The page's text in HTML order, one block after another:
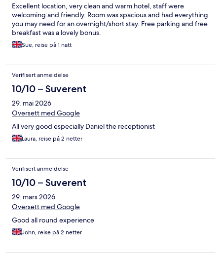
Excellent location, very clean and warm hotel, staff were
welcoming and friendly. Room was spacious and had everything
you may need for an overnight/short stay. Free parking and free
breakfast was a lovely bonus.
Sue, reise på 1 natt
Verifisert anmeldelse
10/10 – Suverent
29. mai 2026
Oversett med Google
All very good especially Daniel the receptionist
Laura, reise på 2 netter
Verifisert anmeldelse
10/10 – Suverent
29. mars 2026
Oversett med Google
Good all round experience
John, reise på 2 netter